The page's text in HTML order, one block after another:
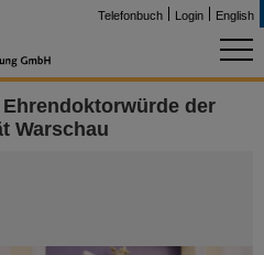
Telefonbuch Login English
der
Warschau